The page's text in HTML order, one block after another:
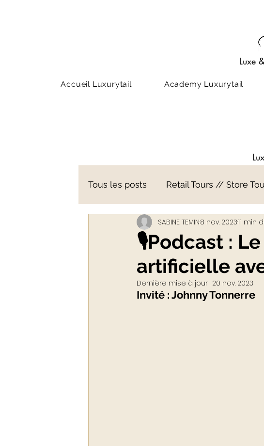
Luxe
Accueil Luxurytail Academy Luxurytail
Tous les posts Retail Tours // Store
Webinar - classe virtuelle Visio-
ACADEMY LUXURYTAIL WEB3
🎙️Podcast :
artificielle
SABINE TEMIN8 nov. 202311 min
Dernière mise à jour : 20 nov. 2023
Invité : Johnny Tonnerre